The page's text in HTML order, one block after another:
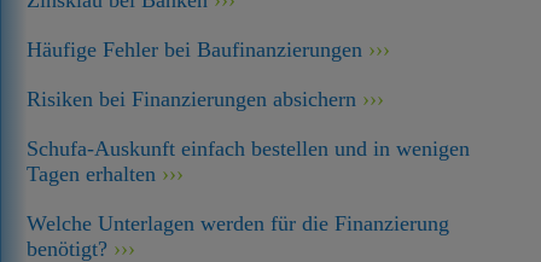
Häufige Fehler bei Baufinanzierungen
Risiken bei Finanzierungen absichern
Schufa-Auskunft einfach bestellen und in wenigen
Tagen erhalten
Welche Unterlagen werden für die Finanzierung
benötigt?